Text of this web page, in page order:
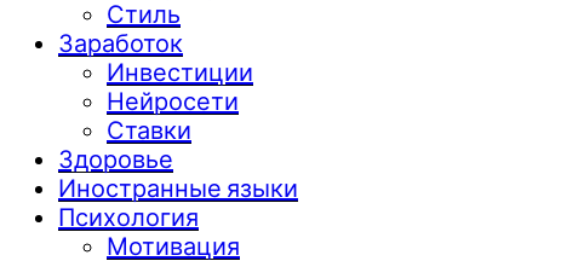
Стиль
Заработок
Инвестиции
Нейросети
Ставки
Здоровье
Иностранные языки
Психология
Мотивация